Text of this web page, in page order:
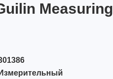
Measuring
Измерительный